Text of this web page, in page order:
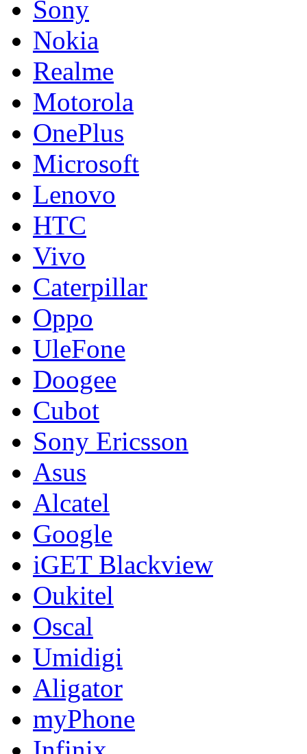
Sony
Nokia
Realme
Motorola
OnePlus
Microsoft
Lenovo
HTC
Vivo
Caterpillar
Oppo
UleFone
Doogee
Cubot
Sony Ericsson
Asus
Alcatel
Google
iGET Blackview
Oukitel
Oscal
Umidigi
Aligator
myPhone